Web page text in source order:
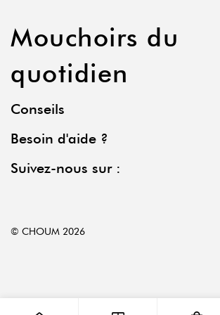
Mouchoirs du
quotidien
Conseils
Besoin d'aide ?
Suivez-nous sur :
© CHOUM 2026